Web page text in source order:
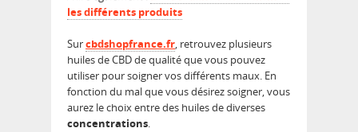
les différents produits
Surcbdshopfrance.fr, retrouvez plusieurs
huiles de CBD de qualité que vous pouvez
utiliser pour soigner vos différents maux. En
fonction du mal que vous désirez soigner, vous
aurez le choix entre des huiles de diverses
concentrations.